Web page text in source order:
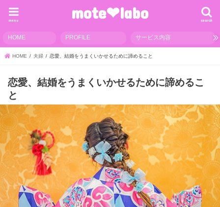
mote❤︎labo search
menu
HOME PROFILE サービス内容
HOME 夫婦 恋愛、結婚をうまくいかせるために諦めること
恋愛、結婚をうまくいかせるために諦めるこ
と